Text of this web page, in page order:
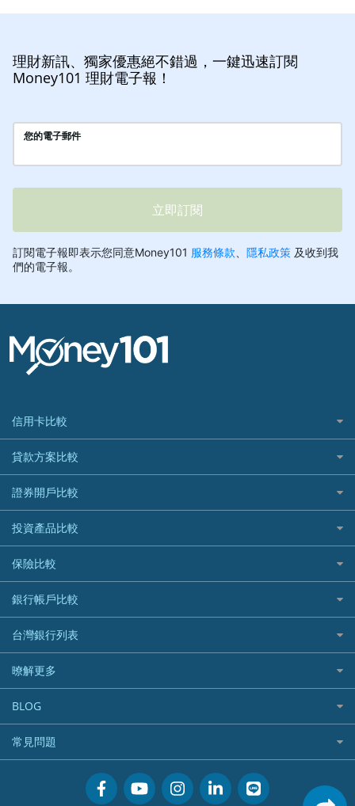
理財新訊、獨家優惠絕不錯過，一鍵迅速訂閱
Money101 理財電子報！
信用卡比較
信用卡情境類別推薦
所有信用卡
精選推薦
國內外現金回饋
繳稅優惠
航空哩程回饋
加油優惠
分期零利率優惠
首刷禮優惠
網購優惠
行動支付優惠
旅遊訂房優惠
貸款方案比較
快速線上貸款推薦
最完整貸款資訊一次看
繳稅貸款
貸款計算機
車貸計算機
精選貸款推薦
信貸利率比較
一般個人貸款
優質客戶貸款
小額借款
循環貸款
汽機車貸款比較
證券開戶比較
台股證券戶
美股證券戶
投資產品比較
機器人投資
加密貨幣
外幣定存
保險比較
住宅險
汽車保險
機車保險
寵物險
銀行帳戶比較
財富管理帳戶
數位存款帳戶
美元定存
台灣銀行列表
銀行與合作機構列表
銀行客服電話
暸解更多
加入我們
訂閱電子報
媒體聯絡
BLOG
專欄文章
常見問題
活動禮贈品兌換相關
會員相關常見問題